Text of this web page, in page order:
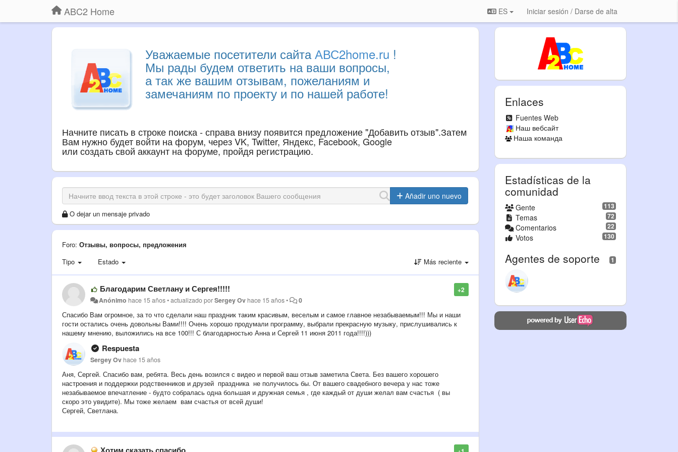
ABC2 Home ES Iniciar sesión / Darse de alta
Уважаемые посетители сайтаАВС2home.ru !
Мы рады будем ответить на ваши вопросы,
а так же вашим отзывам, пожеланиям и
замечаниям по проекту и по нашей работе!
Начните писать в строке поиска - справа внизу появится предложение "Добавить отзыв".Затем
Вам нужно будет войти на форум, через VK, Twitter, Яндекс, Facebook, Google
или создать свой аккаунт на форуме, пройдя регистрацию.
Añadir uno nuevo
O dejar un mensaje privado
Foro: Отзывы, вопросы, предложения
Tipo
Estado Más reciente
+2
Благодарим Светлану и Сергея!!!!!
Anónimo hace 15 años•actualizado porSergey Ov hace 15 años• 0
Спасибо Вам огромное, за то что сделали наш праздник таким красивым, веселым и самое главное незабываемым!!! Мы и наши
гости остались очень довольны Вами!!!! Очень хорошо продумали программу, выбрали прекрасную музыку, прислушивались к
нашему мнению, выложились на все 100!!! С благодарностью Анна и Сергей 11 июня 2011 года!!!!)))
Respuesta
Sergey Ov hace 15 años
Аня, Сергей. Спасибо вам, ребята. Весь день возился с видео и первой ваш отзыв заметила Света. Без вашего хорошего
настроения и поддержки родственников и друзей праздника не получилось бы. От вашего свадебного вечера у нас тоже
незабываемое впечатление - будто собралась одна большая и дружная семья , где каждый от души желал вам счастья ( вы
скоро это увидите). Мы тоже желаем вам счастья от всей души!
Сергей, Светлана.
Enlaces
Fuentes Web
Наш вебсайт
Наша команда
Estadísticas de la
comunidad
113
Gente
72
Temas
22
Comentarios
130
Votos
1
Agentes de soporte